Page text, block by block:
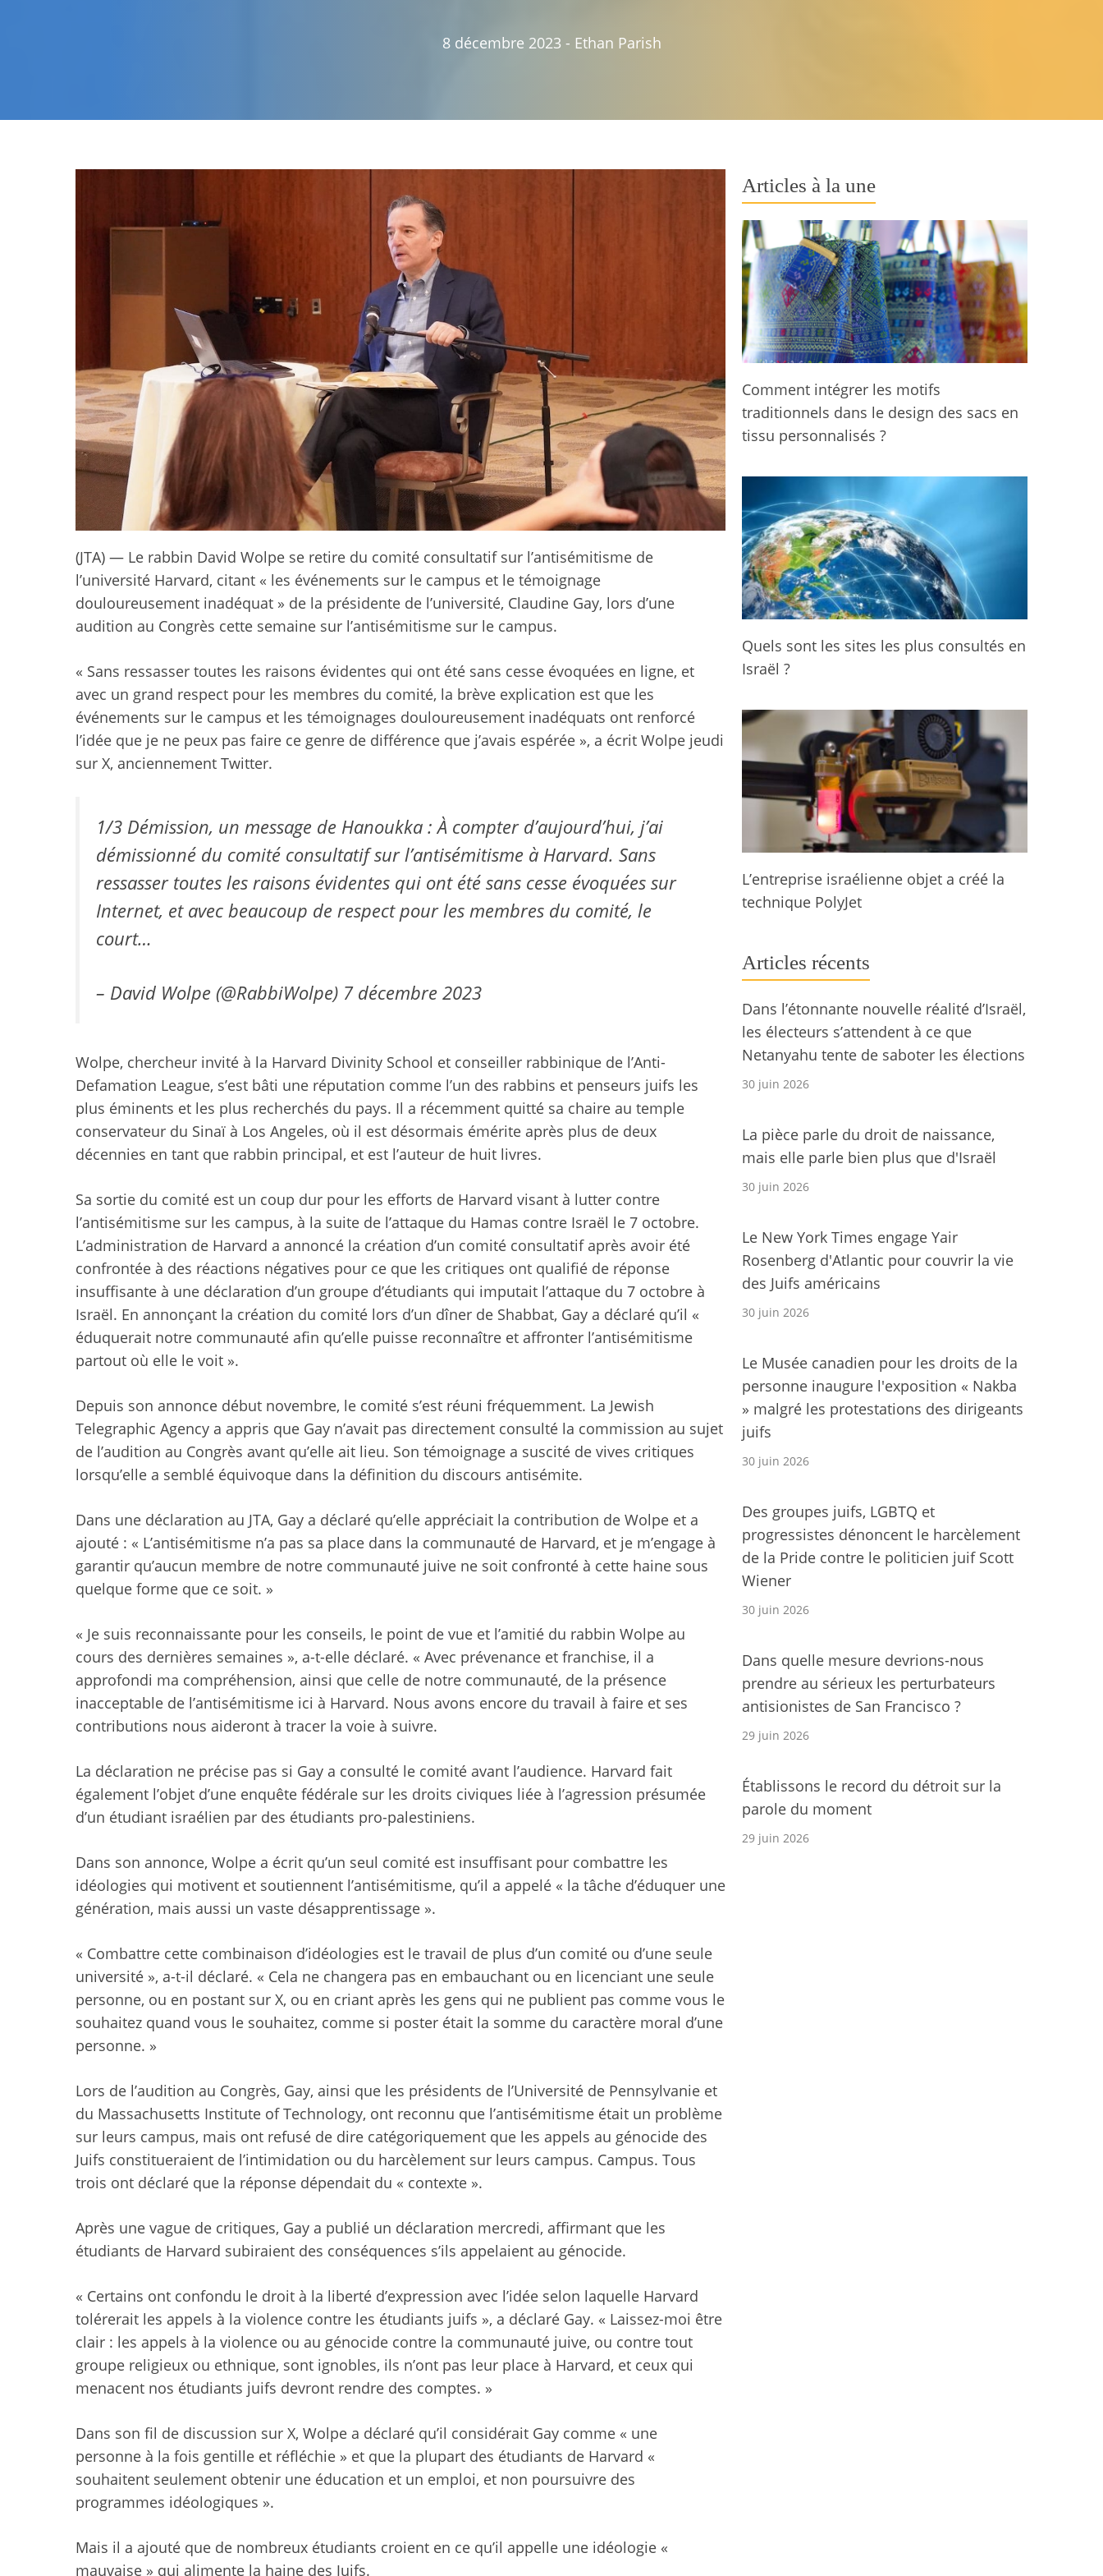
8 décembre 2023 - Ethan Parish
(JTA) — Le rabbin David Wolpe se retire du comité consultatif sur l’antisémitisme de
l’université Harvard, citant « les événements sur le campus et le témoignage
douloureusement inadéquat » de la présidente de l’université, Claudine Gay, lors d’une
audition au Congrès cette semaine sur l’antisémitisme sur le campus.
« Sans ressasser toutes les raisons évidentes qui ont été sans cesse évoquées en ligne, et
avec un grand respect pour les membres du comité, la brève explication est que les
événements sur le campus et les témoignages douloureusement inadéquats ont renforcé
l’idée que je ne peux pas faire ce genre de différence que j’avais espérée », a écrit Wolpe jeudi
sur X, anciennement Twitter.
1/3 Démission, un message de Hanoukka : À compter d’aujourd’hui, j’ai
démissionné du comité consultatif sur l’antisémitisme à Harvard. Sans
ressasser toutes les raisons évidentes qui ont été sans cesse évoquées sur
Internet, et avec beaucoup de respect pour les membres du comité, le
court…
– David Wolpe (@RabbiWolpe) 7 décembre 2023
Wolpe, chercheur invité à la Harvard Divinity School et conseiller rabbinique de l’Anti-
Defamation League, s’est bâti une réputation comme l’un des rabbins et penseurs juifs les
plus éminents et les plus recherchés du pays. Il a récemment quitté sa chaire au temple
conservateur du Sinaï à Los Angeles, où il est désormais émérite après plus de deux
décennies en tant que rabbin principal, et est l’auteur de huit livres.
Sa sortie du comité est un coup dur pour les efforts de Harvard visant à lutter contre
l’antisémitisme sur les campus, à la suite de l’attaque du Hamas contre Israël le 7 octobre.
L’administration de Harvard a annoncé la création d’un comité consultatif après avoir été
confrontée à des réactions négatives pour ce que les critiques ont qualifié de réponse
insuffisante à une déclaration d’un groupe d’étudiants qui imputait l’attaque du 7 octobre à
Israël. En annonçant la création du comité lors d’un dîner de Shabbat, Gay a déclaré qu’il «
éduquerait notre communauté afin qu’elle puisse reconnaître et affronter l’antisémitisme
partout où elle le voit ».
Depuis son annonce début novembre, le comité s’est réuni fréquemment. La Jewish
Telegraphic Agency a appris que Gay n’avait pas directement consulté la commission au sujet
de l’audition au Congrès avant qu’elle ait lieu. Son témoignage a suscité de vives critiques
lorsqu’elle a semblé équivoque dans la définition du discours antisémite.
Dans une déclaration au JTA, Gay a déclaré qu’elle appréciait la contribution de Wolpe et a
ajouté : « L’antisémitisme n’a pas sa place dans la communauté de Harvard, et je m’engage à
garantir qu’aucun membre de notre communauté juive ne soit confronté à cette haine sous
quelque forme que ce soit. »
« Je suis reconnaissante pour les conseils, le point de vue et l’amitié du rabbin Wolpe au
cours des dernières semaines », a-t-elle déclaré. « Avec prévenance et franchise, il a
approfondi ma compréhension, ainsi que celle de notre communauté, de la présence
inacceptable de l’antisémitisme ici à Harvard. Nous avons encore du travail à faire et ses
contributions nous aideront à tracer la voie à suivre.
La déclaration ne précise pas si Gay a consulté le comité avant l’audience. Harvard fait
également l’objet d’une enquête fédérale sur les droits civiques liée à l’agression présumée
d’un étudiant israélien par des étudiants pro-palestiniens.
Dans son annonce, Wolpe a écrit qu’un seul comité est insuffisant pour combattre les
idéologies qui motivent et soutiennent l’antisémitisme, qu’il a appelé « la tâche d’éduquer une
génération, mais aussi un vaste désapprentissage ».
« Combattre cette combinaison d’idéologies est le travail de plus d’un comité ou d’une seule
université », a-t-il déclaré. « Cela ne changera pas en embauchant ou en licenciant une seule
personne, ou en postant sur X, ou en criant après les gens qui ne publient pas comme vous le
souhaitez quand vous le souhaitez, comme si poster était la somme du caractère moral d’une
personne. »
Lors de l’audition au Congrès, Gay, ainsi que les présidents de l’Université de Pennsylvanie et
du Massachusetts Institute of Technology, ont reconnu que l’antisémitisme était un problème
sur leurs campus, mais ont refusé de dire catégoriquement que les appels au génocide des
Juifs constitueraient de l’intimidation ou du harcèlement sur leurs campus. Campus. Tous
trois ont déclaré que la réponse dépendait du « contexte ».
Après une vague de critiques, Gay a publié un déclaration mercredi, affirmant que les
étudiants de Harvard subiraient des conséquences s’ils appelaient au génocide.
« Certains ont confondu le droit à la liberté d’expression avec l’idée selon laquelle Harvard
tolérerait les appels à la violence contre les étudiants juifs », a déclaré Gay. « Laissez-moi être
clair : les appels à la violence ou au génocide contre la communauté juive, ou contre tout
groupe religieux ou ethnique, sont ignobles, ils n’ont pas leur place à Harvard, et ceux qui
menacent nos étudiants juifs devront rendre des comptes. »
Dans son fil de discussion sur X, Wolpe a déclaré qu’il considérait Gay comme « une
personne à la fois gentille et réfléchie » et que la plupart des étudiants de Harvard «
souhaitent seulement obtenir une éducation et un emploi, et non poursuivre des
programmes idéologiques ».
Mais il a ajouté que de nombreux étudiants croient en ce qu’il appelle une idéologie «
mauvaise » qui alimente la haine des Juifs.
Articles à la une
Comment intégrer les motifs
traditionnels dans le design des sacs en
tissu personnalisés ?
Quels sont les sites les plus consultés en
Israël ?
L’entreprise israélienne objet a créé la
technique PolyJet
Articles récents
Dans l’étonnante nouvelle réalité d’Israël,
les électeurs s’attendent à ce que
Netanyahu tente de saboter les élections
30 juin 2026
La pièce parle du droit de naissance,
mais elle parle bien plus que d'Israël
30 juin 2026
Le New York Times engage Yair
Rosenberg d'Atlantic pour couvrir la vie
des Juifs américains
30 juin 2026
Le Musée canadien pour les droits de la
personne inaugure l'exposition « Nakba
» malgré les protestations des dirigeants
juifs
30 juin 2026
Des groupes juifs, LGBTQ et
progressistes dénoncent le harcèlement
de la Pride contre le politicien juif Scott
Wiener
30 juin 2026
Dans quelle mesure devrions-nous
prendre au sérieux les perturbateurs
antisionistes de San Francisco ?
29 juin 2026
Établissons le record du détroit sur la
parole du moment
29 juin 2026